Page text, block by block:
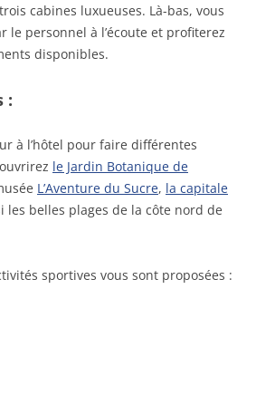
cabines luxueuses. Là-bas, vous
le personnel à l’écoute et profiterez
disponibles.
:
à l’hôtel pour faire différentes
le Jardin Botanique de
L’Aventure du Sucre, la capitale
les belles plages de la côte nord de
sportives vous sont proposées :